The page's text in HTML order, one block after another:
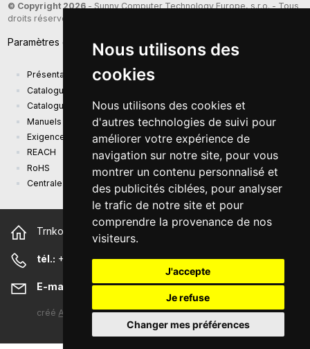
Nous utilisons des
cookies
Nous utilisons des cookies et
d'autres technologies de suivi pour
améliorer votre expérience de
navigation sur notre site, pour vous
montrer un contenu personnalisé et
des publicités ciblées, pour analyser
le trafic de notre site et pour
comprendre la provenance de nos
visiteurs.
J'accepte
Je refuse
Changer mes préférences
© Copyright 2026- Sunny Computer Technology Europe, s.r.o. - Tous
droits réservés
Paramètres des cookies
Présentation de la société
Catalogue actuel des produits
Catalogue de présentation
Manuels
Exigences d'écoconception (EU) 2019/1782
REACH
RoHS
Centrale photovoltaïque
Trnkova 2881/156, 628 00 Brno République tchèque
tél.: +420 544 500 327
E-mail: sunny@sunny-euro.com
crééA-WebSys spol. s r.o.